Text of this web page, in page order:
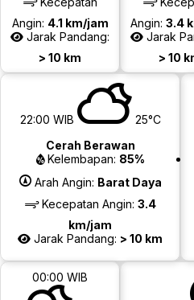
Angin: 4.1 km/jam
Jarak Pandang:
> 10 km
Angin: 3.4
Jarak
> 10
22:00 WIB
25°C
Cerah Berawan
Kelembapan: 85%
Arah Angin: Barat Daya
Kecepatan Angin: 3.4
km/jam
Jarak Pandang: > 10 km
00:00 WIB